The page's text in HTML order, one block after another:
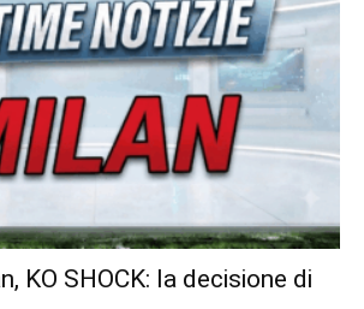
KO SHOCK: la decisione di